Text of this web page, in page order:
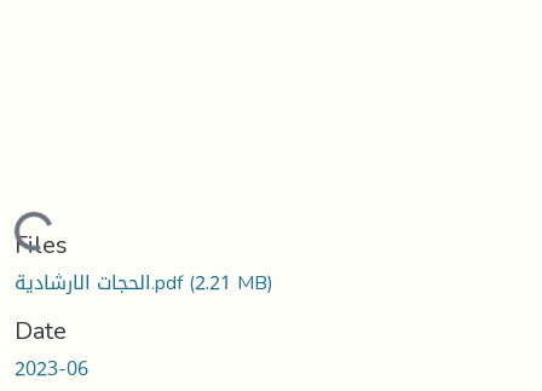
Loading...
Files
الحجات الارشادية.pdf(2.21 MB)
Date
2023-06